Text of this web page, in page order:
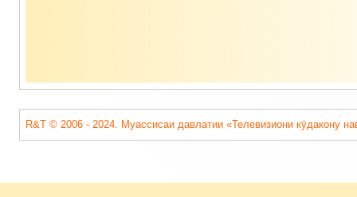
R&T © 2006 - 2024. Муассисаи давлатии «Телевизиони кӯдакону